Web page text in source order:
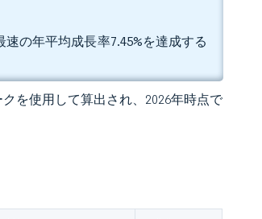
の年平均成長率7.45%を達成する
を使用して算出され、2026年時点で